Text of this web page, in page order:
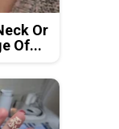
Or
Of...